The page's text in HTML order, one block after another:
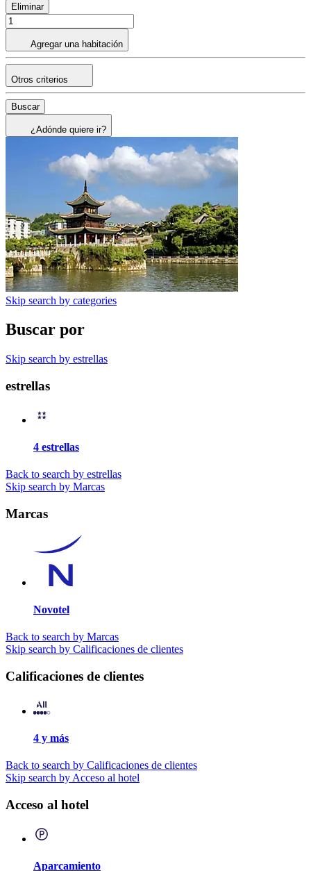
Eliminar
Agregar una habitación
Otros criterios
Buscar
¿Adónde quiere ir?
Skip search by categories
Buscar por
Skip search by estrellas
estrellas
4 estrellas
Back to search by estrellas
Skip search by Marcas
Marcas
Novotel
Back to search by Marcas
Skip search by Calificaciones de clientes
Calificaciones de clientes
4 y más
Back to search by Calificaciones de clientes
Skip search by Acceso al hotel
Acceso al hotel
Aparcamiento